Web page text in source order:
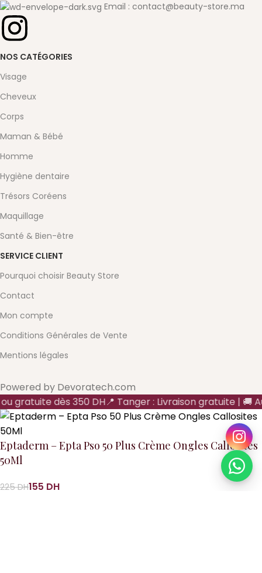
Email : contact@beauty-store.ma
NOS CATÉGORIES
Visage
Cheveux
Corps
Maman & Bébé
Homme
Hygiène dentaire
Trésors Coréens
Maquillage
Santé & Bien-être
SERVICE CLIENT
Pourquoi choisir Beauty Store
Contact
Mon compte
Conditions Générales de Vente
Mentions légales
Powered by Devoratech.com
gratuite dès 350 DH📍 Tanger : Livraison gratuite | 🚚
Eptaderm – Epta Pso 50 Plus Crème Ongles Callosites
50Ml
DH DH